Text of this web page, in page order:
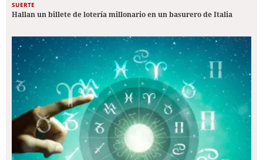
SUERTE
Hallan un billete de lotería millonario en un basurero de Italia